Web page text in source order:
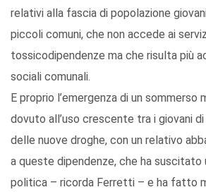
relativi alla fascia di popolazione
piccoli comuni, che non accede ai
tossicodipendenze ma che risulta più
sociali comunali.
E proprio l’emergenza di un sommerso
dovuto all’uso crescente tra i giovani
delle nuove droghe, con un relativo
a queste dipendenze, che ha
politica – ricorda Ferretti – e ha fatto